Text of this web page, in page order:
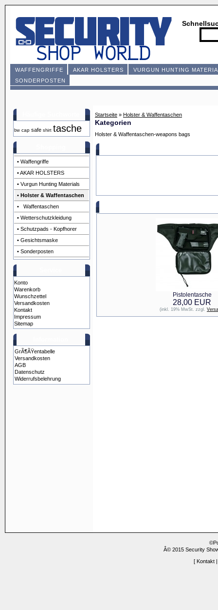
WAFFENGRIFFE AKAR HOLSTERS
VURGUN HUNTING
SONDERPOSTEN
bw cap safe shirt tasche
• Waffengriffe
• AKAR HOLSTERS
• Vurgun Hunting Materials
• Holster & Waffentaschen
• Waffentaschen
• Wetterschutzkleidung
• Schutzpads - Kopfhorer
• Gesichtsmaske
• Sonderposten
Konto
Warenkorb
Wunschzettel
Versandkosten
Kontakt
Impressum
Sitemap
GrÃ¶ÃŸentabelle
Versandkosten
AGB
Datenschutz
Widerrufsbelehrung
Startseite » Holster & Waffentaschen
Kategorien
Holster & Waffentaschen-weapons bags
Pistolentasche
28,00 EUR
(inkl. 19% MwSt. zzgl.
Â© 2015 Security
[ Kontakt